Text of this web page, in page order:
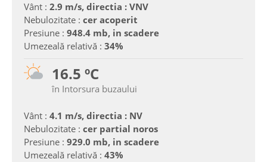
Vânt : 2.9 m/s, directia : VNV
Nebulozitate : cer acoperit
Presiune : 948.4 mb, in scadere
Umezeală relativă : 34%
16.5 ºC
în Intorsura buzaului
Vânt : 4.1 m/s, directia : NV
Nebulozitate : cer partial noros
Presiune : 929.0 mb, in scadere
Umezeală relativă : 43%